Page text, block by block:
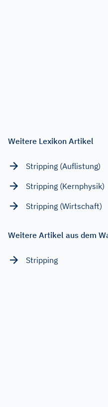
Weitere Lexikon Artikel
Stripping (Auflistung)
Stripping (Kernphysik)
Stripping (Wirtschaft)
Weitere Artikel aus dem
Stripping